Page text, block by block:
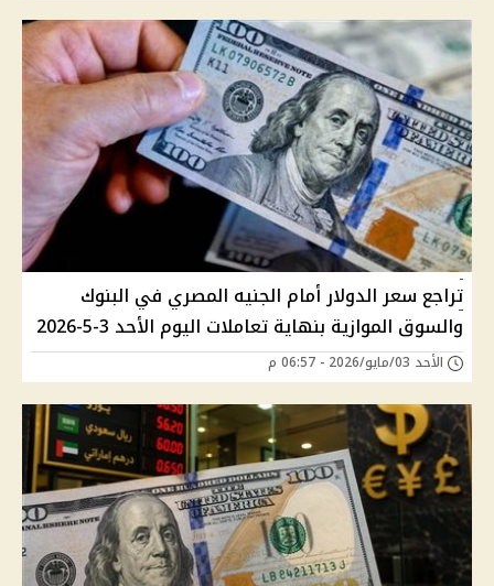
تراجع سعر الدولار أمام الجنيه المصري في البنوك
والسوق الموازية بنهاية تعاملات اليوم الأحد 3-5-2026
الأحد 03/مايو/2026 - 06:57 م